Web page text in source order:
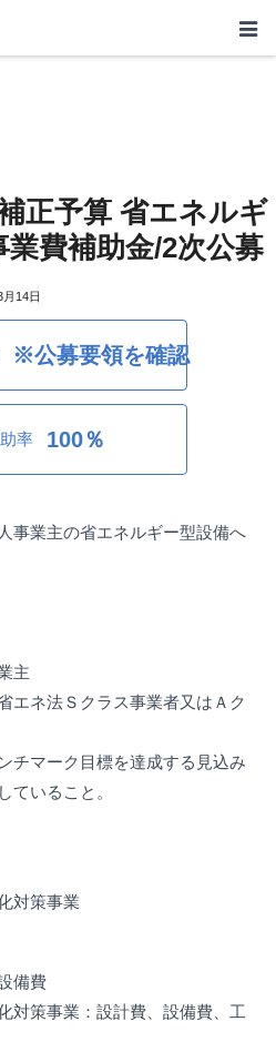
正予算 省エネルギ
費補助金/2次公募
14日
※公募要領を確認
率 100％
事業主の省エネルギー型設備へ
主
ネ法Ｓクラス事業者又はＡク
マーク目標を達成する見込み
ていること。
対策事業
備費
対策事業：設計費、設備費、工